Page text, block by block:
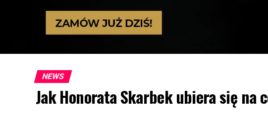
NEWS
Jak Honorata Skarbek ubiera się na